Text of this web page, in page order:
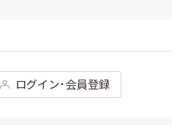
ログイン･会員登録